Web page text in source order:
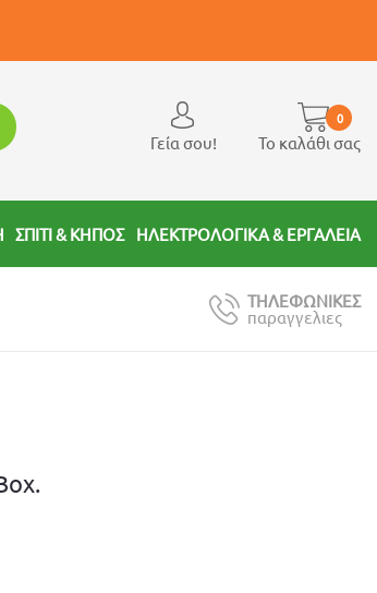
Γεία σου!
0
Το καλάθι σας
ΣΠΙΤΙ & ΚΗΠΟΣ ΗΛΕΚΤΡΟΛΟΓΙΚΑ & ΕΡΓΑΛΕΙΑ
ΤΗΛΕΦΩΝΙΚΕΣ
παραγγελιες
.